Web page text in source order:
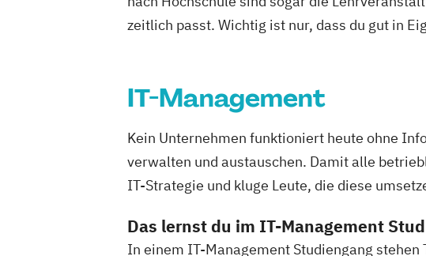
zeitlich passt. Wichtig ist nur, dass du gut in
IT-Management
Kein Unternehmen funktioniert heute ohne
verwalten und austauschen. Damit alle
IT-Strategie und kluge Leute, die diese
Das lernst du im IT-Management
In einem IT-Management Studiengang